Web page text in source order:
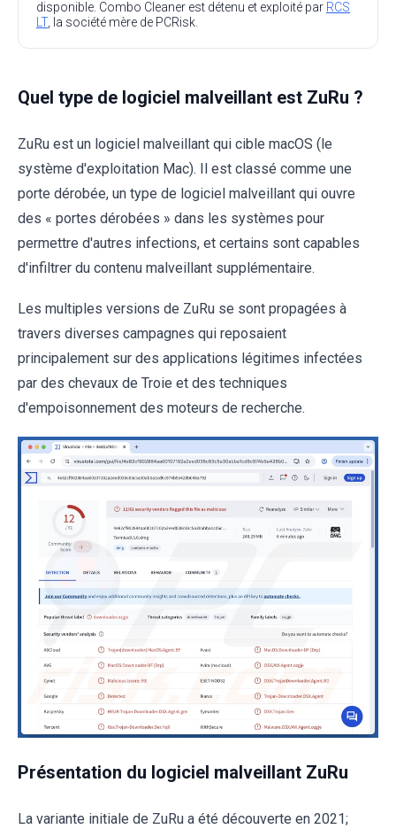
disponible. Combo Cleaner est détenu et exploité par RCS
LT, la société mère de PCRisk.
Quel type de logiciel malveillant est ZuRu ?
ZuRu est un logiciel malveillant qui cible macOS (le
système d'exploitation Mac). Il est classé comme une
porte dérobée, un type de logiciel malveillant qui ouvre
des « portes dérobées » dans les systèmes pour
permettre d'autres infections, et certains sont capables
d'infiltrer du contenu malveillant supplémentaire.
Les multiples versions de ZuRu se sont propagées à
travers diverses campagnes qui reposaient
principalement sur des applications légitimes infectées
par des chevaux de Troie et des techniques
d'empoisonnement des moteurs de recherche.
Présentation du logiciel malveillant ZuRu
La variante initiale de ZuRu a été découverte en 2021;